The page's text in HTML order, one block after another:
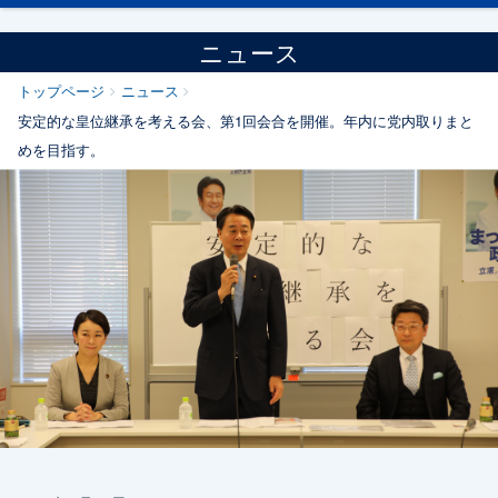
ニュース
トップページ
ニュース
安定的な皇位継承を考える会、第1回会合を開催。年内に党内取りまと
めを目指す。